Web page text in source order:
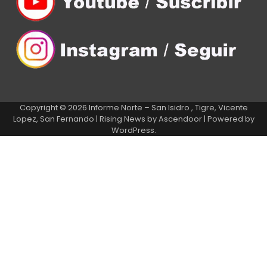
Copyright © 2026 Informe Norte – San Isidro , Tigre, Vicente
Lopez, San Fernando | Rising News byAscendoor| Powered by
WordPress.